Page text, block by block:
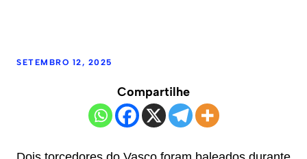
SETEMBRO 12, 2025
Compartilhe